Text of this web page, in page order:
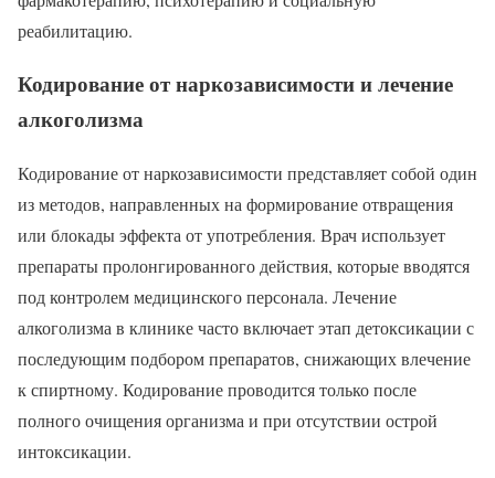
реабилитацию.
Кодирование от наркозависимости и лечение
алкоголизма
Кодирование от наркозависимости представляет собой один
из методов, направленных на формирование отвращения
или блокады эффекта от употребления. Врач использует
препараты пролонгированного действия, которые вводятся
под контролем медицинского персонала. Лечение
алкоголизма в клинике часто включает этап детоксикации с
последующим подбором препаратов, снижающих влечение
к спиртному. Кодирование проводится только после
полного очищения организма и при отсутствии острой
интоксикации.